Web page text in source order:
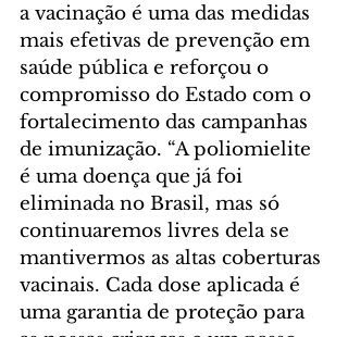
a vacinação é uma das medidas
mais efetivas de prevenção em
saúde pública e reforçou o
compromisso do Estado com o
fortalecimento das campanhas
de imunização. “A poliomielite
é uma doença que já foi
eliminada no Brasil, mas só
continuaremos livres dela se
mantivermos as altas coberturas
vacinais. Cada dose aplicada é
uma garantia de proteção para